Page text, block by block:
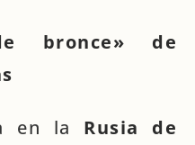
bronce» de
en la Rusia de